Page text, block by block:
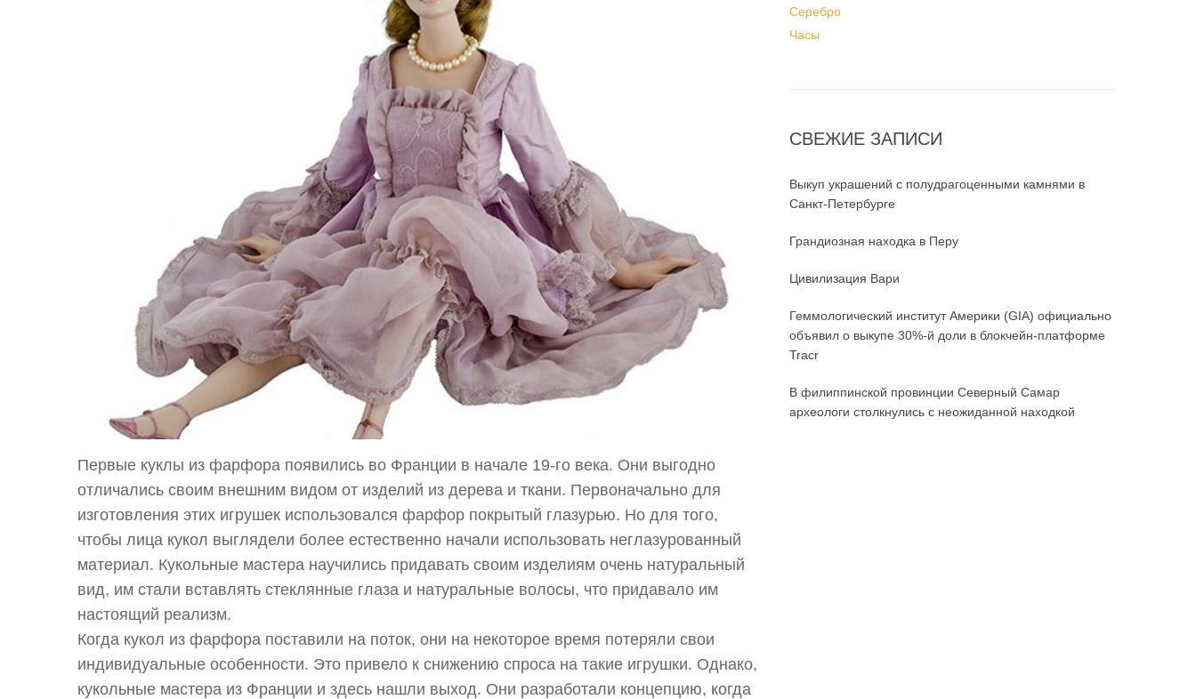
Первые куклы из фарфора появились во Франции в начале 19-го века. Они выгодно
отличались своим внешним видом от изделий из дерева и ткани. Первоначально для
изготовления этих игрушек использовался фарфор покрытый глазурью. Но для того,
чтобы лица кукол выглядели более естественно начали использовать неглазурованный
материал. Кукольные мастера научились придавать своим изделиям очень натуральный
вид, им стали вставлять стеклянные глаза и натуральные волосы, что придавало им
настоящий реализм.
Когда кукол из фарфора поставили на поток, они на некоторое время потеряли свои
индивидуальные особенности. Это привело к снижению спроса на такие игрушки. Однако,
кукольные мастера из Франции и здесь нашли выход. Они разработали концепцию, когда
Серебро
Часы
СВЕЖИЕ ЗАПИСИ
Выкуп украшений с полудрагоценными камнями в
Санкт-Петербурге
Грандиозная находка в Перу
Цивилизация Вари
Геммологический институт Америки (GIA) официально
объявил о выкупе 30%-й доли в блокчейн-платформе
Tracr
В филиппинской провинции Северный Самар
археологи столкнулись с неожиданной находкой